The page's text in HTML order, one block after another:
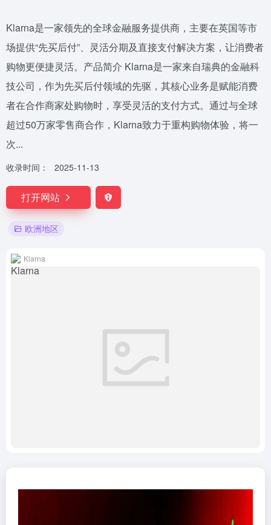
Klarna是一家领先的全球金融服务提供商，主要在英国等市
场提供“先买后付”、灵活分期及直接支付解决方案，让消费者
购物更便捷灵活。产品简介 Klarna是一家来自瑞典的金融科
技公司，作为先买后付领域的先驱，其核心业务是赋能消费
者在合作商家处购物时，享受灵活的支付方式。通过与全球
超过50万家零售商合作，Klarna致力于重构购物体验，将一
次...
收录时间： 2025-11-13
打开网站
欧洲地区
Klarna